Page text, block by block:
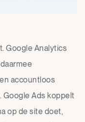
Google Analytics
accountloos
Google Ads koppelt
op de site doet,